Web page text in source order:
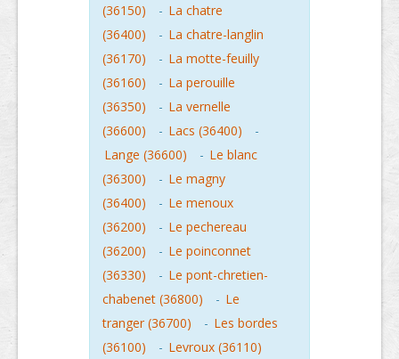
(36150)
- La chatre
(36400)
- La chatre-langlin
(36170)
- La motte-feuilly
(36160)
- La perouille
(36350)
- La vernelle
(36600)
- Lacs (36400)
-
Lange (36600)
- Le blanc
(36300)
- Le magny
(36400)
- Le menoux
(36200)
- Le pechereau
(36200)
- Le poinconnet
(36330)
- Le pont-chretien-
chabenet (36800)
- Le
tranger (36700)
- Les bordes
(36100)
- Levroux (36110)